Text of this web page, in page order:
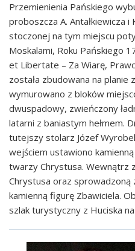
Przemienienia Pańskiego
proboszcza A. Antałkiewicza
stoczonej na tym miejscu
Moskalami, Roku Pańskiego
et Libertate – Za Wiarę,
została zbudowana na planie
wymurowano z bloków
dwuspadowy, zwieńczony
latarni z baniastym hełmem.
tutejszy stolarz Józef
wejściem ustawiono
twarzy Chrystusa. Wewnątrz
Chrystusa oraz
kamienną figurę Zbawiciela.
szlak turystyczny z Huciska